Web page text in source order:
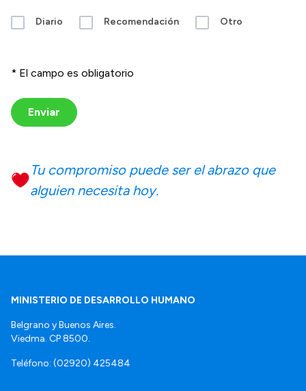
Diario Recomendación Otro
* El campo es obligatorio
Enviar
Tu compromiso puede ser el abrazo que
alguien necesita hoy.
MINISTERIO DE DESARROLLO HUMANO
Belgrano y Buenos Aires.
Viedma. CP 8500.
Teléfono: (02920) 425484